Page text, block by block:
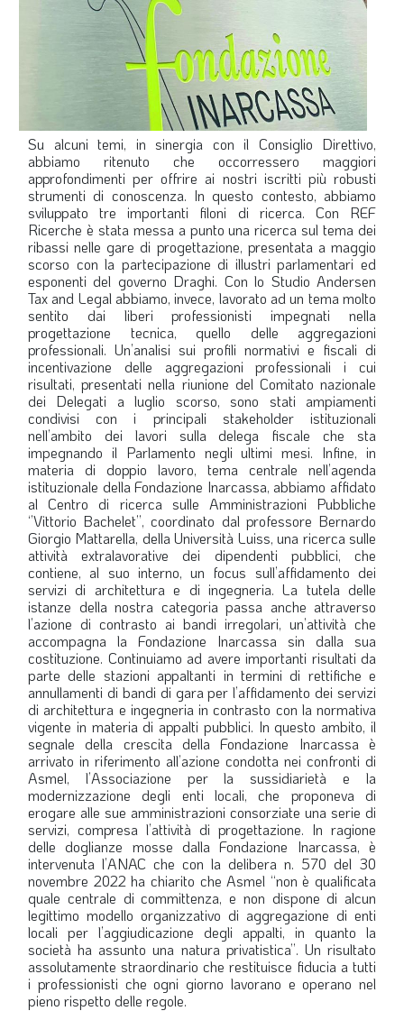
Su alcuni temi, in sinergia con il Consiglio Direttivo,
abbiamo ritenuto che occorressero maggiori
approfondimenti per offrire ai nostri iscritti più robusti
strumenti di conoscenza. In questo contesto, abbiamo
sviluppato tre importanti filoni di ricerca. Con REF
Ricerche è stata messa a punto una ricerca sul tema dei
ribassi nelle gare di progettazione, presentata a maggio
scorso con la partecipazione di illustri parlamentari ed
esponenti del governo Draghi. Con lo Studio Andersen
Tax and Legal abbiamo, invece, lavorato ad un tema molto
sentito dai liberi professionisti impegnati nella
progettazione tecnica, quello delle aggregazioni
professionali. Un’analisi sui profili normativi e fiscali di
incentivazione delle aggregazioni professionali i cui
risultati, presentati nella riunione del Comitato nazionale
dei Delegati a luglio scorso, sono stati ampiamenti
condivisi con i principali stakeholder istituzionali
nell’ambito dei lavori sulla delega fiscale che sta
impegnando il Parlamento negli ultimi mesi. Infine, in
materia di doppio lavoro, tema centrale nell’agenda
istituzionale della Fondazione Inarcassa, abbiamo affidato
al Centro di ricerca sulle Amministrazioni Pubbliche
‘’Vittorio Bachelet’’, coordinato dal professore Bernardo
Giorgio Mattarella, della Università Luiss, una ricerca sulle
attività extralavorative dei dipendenti pubblici, che
contiene, al suo interno, un focus sull’affidamento dei
servizi di architettura e di ingegneria. La tutela delle
istanze della nostra categoria passa anche attraverso
l’azione di contrasto ai bandi irregolari, un’attività che
accompagna la Fondazione Inarcassa sin dalla sua
costituzione. Continuiamo ad avere importanti risultati da
parte delle stazioni appaltanti in termini di rettifiche e
annullamenti di bandi di gara per l’affidamento dei servizi
di architettura e ingegneria in contrasto con la normativa
vigente in materia di appalti pubblici. In questo ambito, il
segnale della crescita della Fondazione Inarcassa è
arrivato in riferimento all’azione condotta nei confronti di
Asmel, l’Associazione per la sussidiarietà e la
modernizzazione degli enti locali, che proponeva di
erogare alle sue amministrazioni consorziate una serie di
servizi, compresa l’attività di progettazione. In ragione
delle doglianze mosse dalla Fondazione Inarcassa, è
intervenuta l’ANAC che con la delibera n. 570 del 30
novembre 2022 ha chiarito che Asmel “non è qualificata
quale centrale di committenza, e non dispone di alcun
legittimo modello organizzativo di aggregazione di enti
locali per l’aggiudicazione degli appalti, in quanto la
società ha assunto una natura privatistica”. Un risultato
assolutamente straordinario che restituisce fiducia a tutti
i professionisti che ogni giorno lavorano e operano nel
pieno rispetto delle regole.